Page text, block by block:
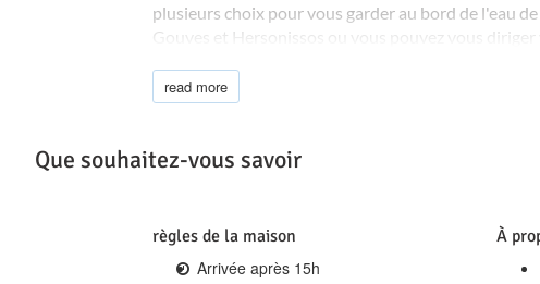
plusieurs choix pour vous garder au bord de l'eau de
Gouves et Hersonissos ou vous pouvez vous diriger
authentiques de l'île.
read more
Que souhaitez-vous savoir
règles de la maison
Arrivée après 15h
À